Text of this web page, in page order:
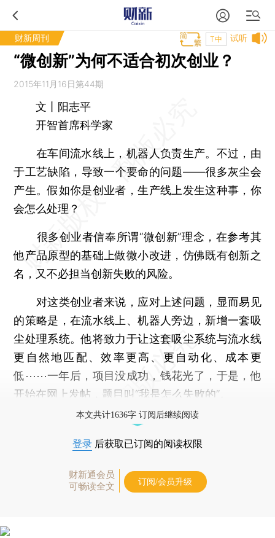
财新周刊 试听
T中
“微创新”为何不适合初次创业？
2015年11月16日第44期
文丨阳志平
开智首席科学家
在车间流水线上，机器人负责生产。不过，由
于工艺缺陷，导致一个要命的问题——很多灰尘会
产生。假如你是创业者，生产线上发生这种事，你
会怎么处理？
很多创业者信奉所谓“微创新”理念，在参考其
他产品原型的基础上做微小改进，仿佛既有创新之
名，又不必担当创新失败的风险。
对这类创业者来说，应对上述问题，显而易见
的策略是，在流水线上、机器人旁边，新增一套吸
尘处理系统。他将致力于让这套吸尘系统与流水线
更自然地匹配、效率更高、更自动化、成本更
低⋯⋯一年后，项目没成功，钱花光了，于是，他
开始在网上发帖，题目叫“我是怎么失败的”。
本文共计1636字 订阅后继续阅读
登录 后获取已订阅的阅读权限
财新通会员
可畅读全文
订阅/会员升级